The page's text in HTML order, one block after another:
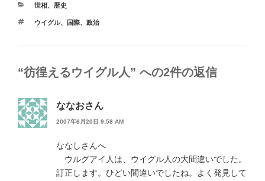
カ
ゴ
世相、 歴史
タ
ウイグル、 国際、 政治
“彷徨えるウイグル人” への2件の返信
ななおさん
2007年6月20日 9:58 AM
ななしさんへ
ウルグアイ人は、ウイグル人の大間違いでした。
訂正します。ひどい間違いでしたね。よく発見して